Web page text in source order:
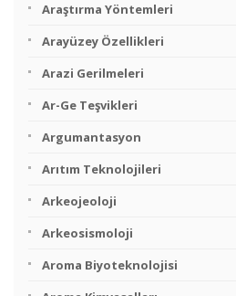
Araştırma Yöntemleri
Arayüzey Özellikleri
Arazi Gerilmeleri
Ar-Ge Teşvikleri
Argumantasyon
Arıtım Teknolojileri
Arkeojeoloji
Arkeosismoloji
Aroma Biyoteknolojisi